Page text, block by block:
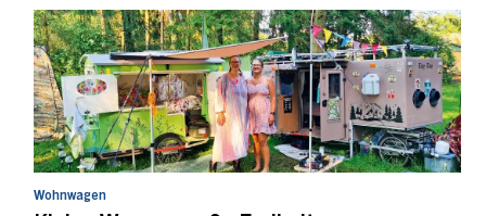
Wohnwagen